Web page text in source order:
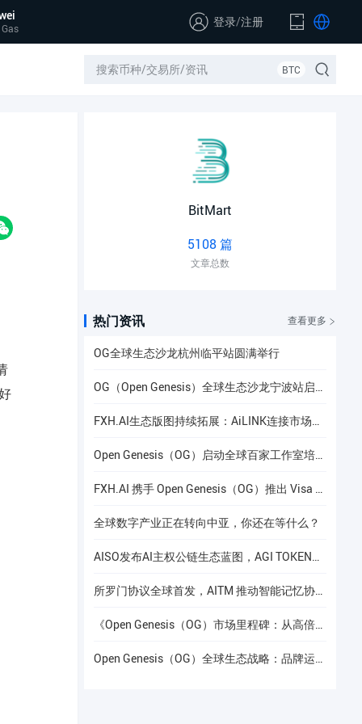
登录/注册
BTC
BitMart
5108 篇
文章总数
热门资讯 查看更多
OG全球生态沙龙杭州临平站圆满举行
OG（Open Genesis）全球生态沙龙宁波站启幕，聚焦AI × Web3共识与应用落地
FXH.AI生态版图持续拓展：AiLINK连接市场数据、AI洞察与安全协作
Open Genesis（OG）启动全球百家工作室培养计划
FXH.AI 携手 Open Genesis（OG）推出 Visa 联名实体卡
全球数字产业正在转向中亚，你还在等什么？
AISO发布AI主权公链生态蓝图，AGI TOKEN计划于12月24日上线Gate.io
所罗门协议全球首发，AITM 推动智能记忆协议进入全球协作阶段
《Open Genesis（OG）市场里程碑：从高倍增长到共识流动性的价值重构》
Open Genesis（OG）全球生态战略：品牌运营赋能下的线下共识网络建设